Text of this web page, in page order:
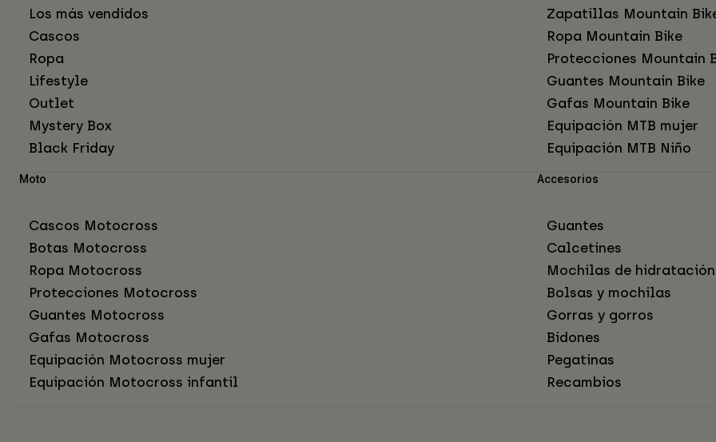
Los más vendidos
Cascos
Ropa
Lifestyle
Outlet
Mystery Box
Black Friday
Zapatillas Mountain
Ropa Mountain Bike
Protecciones Mountain
Guantes Mountain Bike
Gafas Mountain Bike
Equipación MTB mujer
Equipación MTB Niño
Moto
Cascos Motocross
Botas Motocross
Ropa Motocross
Protecciones Motocross
Guantes Motocross
Gafas Motocross
Equipación Motocross mujer
Equipación Motocross infantil
Accesorios
Guantes
Calcetines
Mochilas de hidratación
Bolsas y mochilas
Gorras y gorros
Bidones
Pegatinas
Recambios